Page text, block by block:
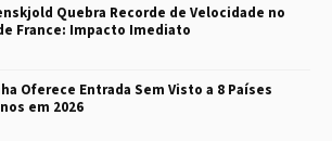
Quebra Recorde de Velocidade no
France: Impacto Imediato
Oferece Entrada Sem Visto a 8 Países
em 2026